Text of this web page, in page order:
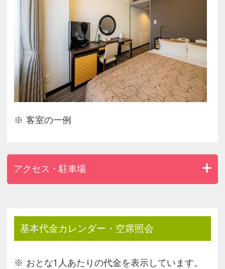
客室の一例
アクセス・駐車場
基本代金カレンダー・空席照会
おとな1人あたりの代金を表示しています。